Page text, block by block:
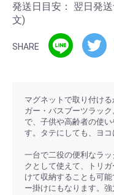
発送日目安：
翌日発
文)
SHARE
マグネットで取り付け
ガー・バスブーツラッ
で、子供や高齢者の使
す。タテにしても、ヨコ
一台で二役の便利なラ
クとして使えて、トリ
けて収納することも可
ー掛けにもなります。